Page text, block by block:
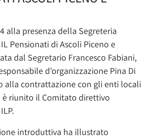
alla presenza della Segreteria
Pensionati di Ascoli Piceno e
dal Segretario Francesco Fabiani,
d’organizzazione Pina Di
alla contrattazione con gli enti locali
è riunito il Comitato direttivo
introduttiva ha illustrato